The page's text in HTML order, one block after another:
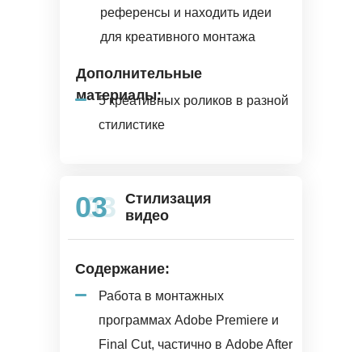
Дополнительные
материалы:
5 креативных роликов в разной
стилистике
референсы и находить идеи
для креативного монтажа
03
03
Стилизация
видео
Содержание:
Работа в монтажных
программах Adobe Premiere и
Final Cut, частично в Adobe After